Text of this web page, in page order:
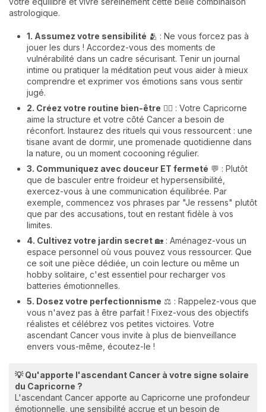
astrologique.
1. Assumez votre sensibilité 🫂 : Ne vous forcez pas à
jouer les durs ! Accordez-vous des moments de
vulnérabilité dans un cadre sécurisant. Tenir un journal
intime ou pratiquer la méditation peut vous aider à mieux
comprendre et exprimer vos émotions sans vous sentir
jugé.
2. Créez votre routine bien-être 🧘‍♀️ : Votre Capricorne
aime la structure et votre côté Cancer a besoin de
réconfort. Instaurez des rituels qui vous ressourcent : une
tisane avant de dormir, une promenade quotidienne dans
la nature, ou un moment cocooning régulier.
3. Communiquez avec douceur ET fermeté 💬 : Plutôt
que de basculer entre froideur et hypersensibilité,
exercez-vous à une communication équilibrée. Par
exemple, commencez vos phrases par "Je ressens" plutôt
que par des accusations, tout en restant fidèle à vos
limites.
4. Cultivez votre jardin secret 🏡 : Aménagez-vous un
espace personnel où vous pouvez vous ressourcer. Que
ce soit une pièce dédiée, un coin lecture ou même un
hobby solitaire, c'est essentiel pour recharger vos
batteries émotionnelles.
5. Dosez votre perfectionnisme ⚖️ : Rappelez-vous que
vous n'avez pas à être parfait ! Fixez-vous des objectifs
réalistes et célébrez vos petites victoires. Votre
ascendant Cancer vous invite à plus de bienveillance
envers vous-même, écoutez-le !
💡 Qu'apporte l'ascendant Cancer à votre signe solaire
du Capricorne ?
L'ascendant Cancer apporte au Capricorne une profondeur
émotionnelle, une sensibilité accrue et un besoin de